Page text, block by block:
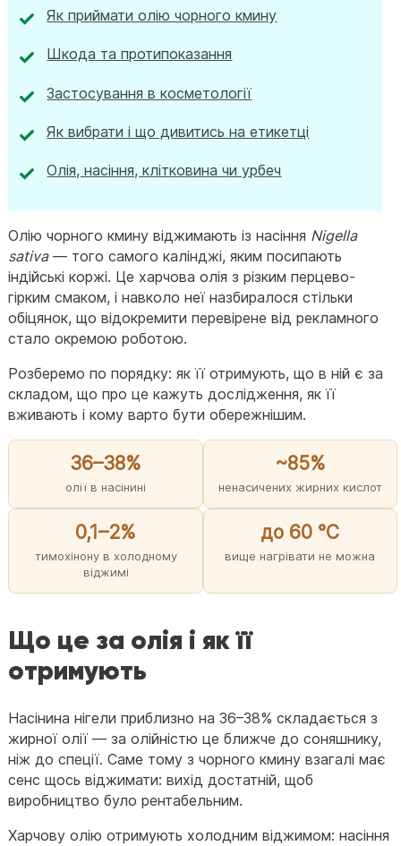
Як приймати олію чорного кмину
Шкода та протипоказання
Застосування в косметології
Як вибрати і що дивитись на етикетці
Олія, насіння, клітковина чи урбеч
Олію чорного кмину віджимають із насіння Nigella
sativa— того самого калінджі, яким посипають
індійські коржі. Це харчова олія з різким перцево-
гірким смаком, і навколо неї назбиралося стільки
обіцянок, що відокремити перевірене від рекламного
стало окремою роботою.
Розберемо по порядку: як її отримують, що в ній є за
складом, що про це кажуть дослідження, як її
вживають і кому варто бути обережнішим.
36–38%
олії в насінині
~85%
ненасичених жирних кислот
0,1–2%
тимохінону в холодному
віджимі
до 60 °C
вище нагрівати не можна
Що це за олія і як її
отримують
Насінина нігели приблизно на 36–38% складається з
жирної олії — за олійністю це ближче до соняшнику,
ніж до спеції. Саме тому з чорного кмину взагалі має
сенс щось віджимати: вихід достатній, щоб
виробництво було рентабельним.
Харчову олію отримують холодним віджимом: насіння